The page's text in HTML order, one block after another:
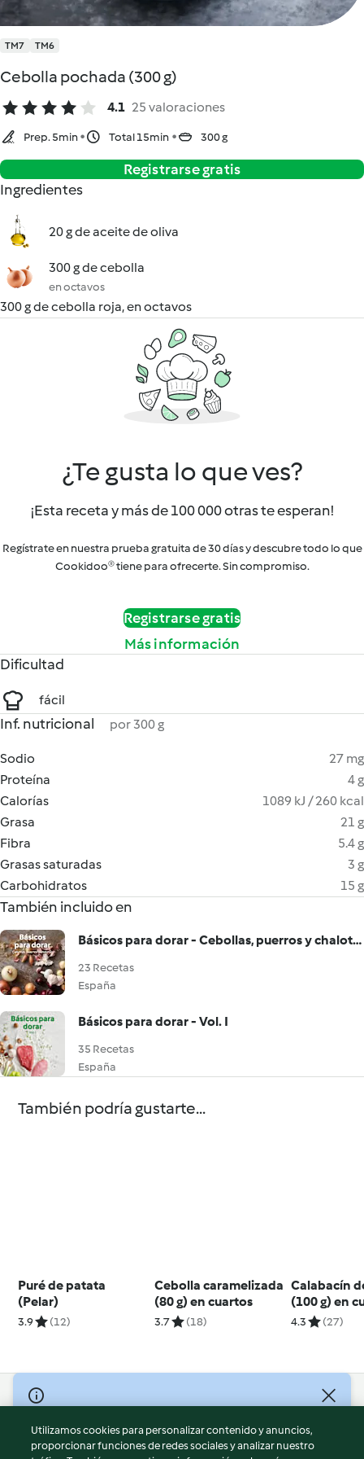
TM7 TM6
Cebolla pochada (300 g)
4.1 25 valoraciones
Prep. 5min Total 15min 300 g
Registrarse gratis
Ingredientes
20 g de aceite de oliva
300 g de cebolla
en octavos
300 g de cebolla roja, en octavos
¿Te gusta lo que ves?
¡Esta receta y más de 100 000 otras te esperan!
Regístrate en nuestra prueba gratuita de 30 días y descubre todo lo que
Cookidoo® tiene para ofrecerte. Sin compromiso.
Registrarse gratis
Más información
Dificultad
fácil
Inf. nutricional por 300 g
Sodio
27 mg
Proteína
4 g
Calorías
1089 kJ / 260 kcal
Grasa
21 g
Fibra
5.4 g
Grasas saturadas
3 g
Carbohidratos
15 g
También incluido en
Básicos para dorar - Cebollas, puerros y chalotas
23 Recetas
España
Básicos para dorar - Vol. I
35 Recetas
España
También podría gustarte...
Puré de patata
(Pelar)
3.9 (12)
Cebolla caramelizada
(80 g) en cuartos
3.7 (18)
Calabacín
(100 g) en
4.3 (27)
© Copyright 2026
Términos de uso
Política de privacidad
Utilizamos cookies para personalizar contenido y anuncios,
proporcionar funciones de redes sociales y analizar nuestro